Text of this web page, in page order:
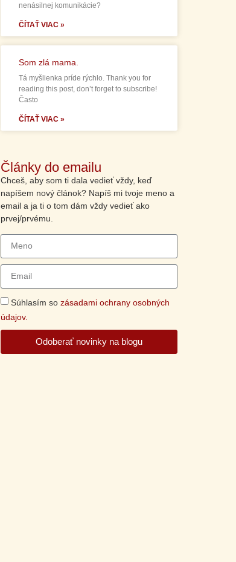
nenásilnej komunikácie?
ČÍTAŤ VIAC »
Som zlá mama.
Tá myšlienka príde rýchlo. Thank you for
reading this post, don’t forget to subscribe!
Často
ČÍTAŤ VIAC »
Články do emailu
Chceš, aby som ti dala vedieť vždy, keď
napíšem nový článok? Napíš mi tvoje meno a
email a ja ti o tom dám vždy vedieť ako
prvej/prvému.
Súhlasím so zásadami ochrany osobných
údajov.
Odoberať novinky na blogu